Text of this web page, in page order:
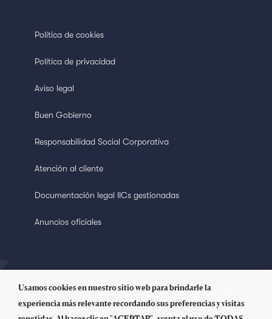
Política de cookies
Política de privacidad
Aviso legal
Buen Gobierno
Responsabilidad Social Corporativa
Atención al cliente
Documentación legal IICs gestionadas
Anuncios oficiales
© Copyright 2018 Welzia. All Rights Reserved
Usamos cookies en nuestro sitio web para brindarle la
experiencia más relevante recordando sus preferencias y visitas